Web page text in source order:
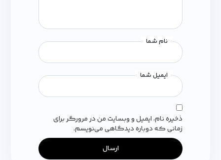
نام شما
ایمیل شما
ذخیره نام، ایمیل و وبسایت من در مرورگر برای
زمانی که دوباره دیدگاهی می‌نویسم.
ارسال